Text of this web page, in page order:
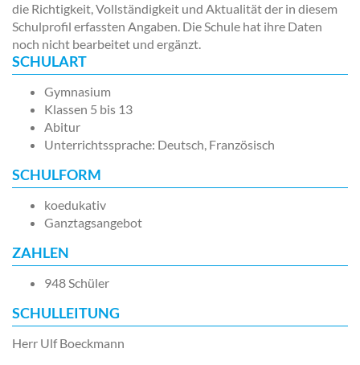
die Richtigkeit, Vollständigkeit und Aktualität der in diesem
Schulprofil erfassten Angaben. Die Schule hat ihre Daten
noch nicht bearbeitet und ergänzt.
SCHULART
Gymnasium
Klassen 5 bis 13
Abitur
Unterrichtssprache: Deutsch, Französisch
SCHULFORM
koedukativ
Ganztagsangebot
ZAHLEN
948 Schüler
SCHULLEITUNG
Herr Ulf Boeckmann